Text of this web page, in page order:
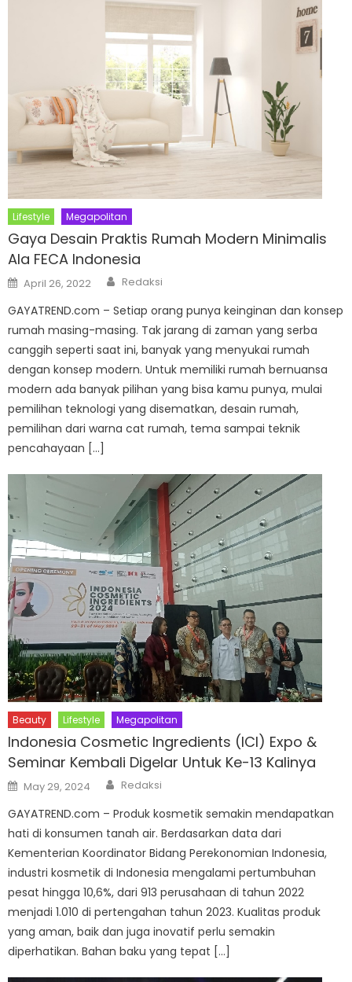
Lifestyle Megapolitan
Gaya Desain Praktis Rumah Modern Minimalis
Ala FECA Indonesia
Posted
on
April 26, 2022 Author
Redaksi
GAYATREND.com – Setiap orang punya keinginan dan konsep
rumah masing-masing. Tak jarang di zaman yang serba
canggih seperti saat ini, banyak yang menyukai rumah
dengan konsep modern. Untuk memiliki rumah bernuansa
modern ada banyak pilihan yang bisa kamu punya, mulai
pemilihan teknologi yang disematkan, desain rumah,
pemilihan dari warna cat rumah, tema sampai teknik
pencahayaan […]
Beauty Lifestyle Megapolitan
Indonesia Cosmetic Ingredients (ICI) Expo &
Seminar Kembali Digelar Untuk Ke-13 Kalinya
Posted
on
May 29, 2024 Author
Redaksi
GAYATREND.com – Produk kosmetik semakin mendapatkan
hati di konsumen tanah air. Berdasarkan data dari
Kementerian Koordinator Bidang Perekonomian Indonesia,
industri kosmetik di Indonesia mengalami pertumbuhan
pesat hingga 10,6%, dari 913 perusahaan di tahun 2022
menjadi 1.010 di pertengahan tahun 2023. Kualitas produk
yang aman, baik dan juga inovatif perlu semakin
diperhatikan. Bahan baku yang tepat […]